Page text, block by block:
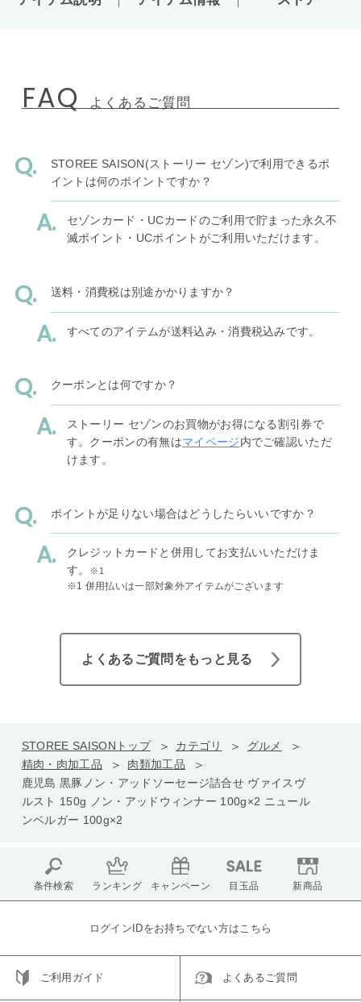
FAQ よくあるご質問
STOREE SAISON(ストーリー セゾン)で利用できるポ
イントは何のポイントですか？
セゾンカード・UCカードのご利用で貯まった永久不
滅ポイント・UCポイントがご利用いただけます。
送料・消費税は別途かかりますか？
すべてのアイテムが送料込み・消費税込みです。
クーポンとは何ですか？
ストーリー セゾンのお買物がお得になる割引券で
す。クーポンの有無はマイページ内でご確認いただ
けます。
ポイントが足りない場合はどうしたらいいですか？
クレジットカードと併用してお支払いいただけま
す。
※1
※1 併用払いは一部対象外アイテムがございます
よくあるご質問をもっと見る
STOREE SAISONトップ カテゴリ
グルメ
精肉・肉加工品
肉類加工品
鹿児島 黒豚ノン・アッドソーセージ詰合せ ヴァイスヴ
ルスト 150g ノン・アッドウィンナー 100g×2 ニュール
ンベルガー 100g×2
条件検索 ランキング キャンペーン 目玉品 新商品
ログインIDをお持ちでない方はこちら
ご利用ガイド よくあるご質問